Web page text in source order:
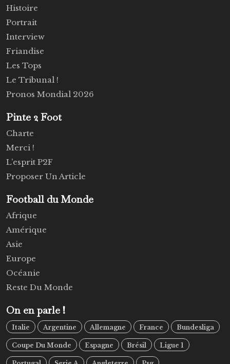
Histoire
Portrait
Interview
Friandise
Les Tops
Le Tribunal !
Pronos Mondial 2026
Pinte 2 Foot
Charte
Merci !
L’esprit P2F
Proposer Un Article
Football du Monde
Afrique
Amérique
Asie
Europe
Océanie
Reste Du Monde
On en parle !
Italie Argentine Allemagne France Bundesliga
Coupe Du Monde Espagne Brésil Ligue 1